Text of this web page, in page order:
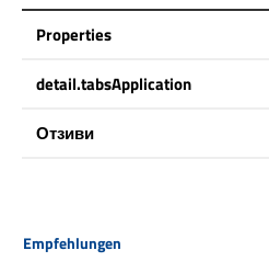
Properties
detail.tabsApplication
Отзиви
Пропуснете продуктовата галерия
Empfehlungen